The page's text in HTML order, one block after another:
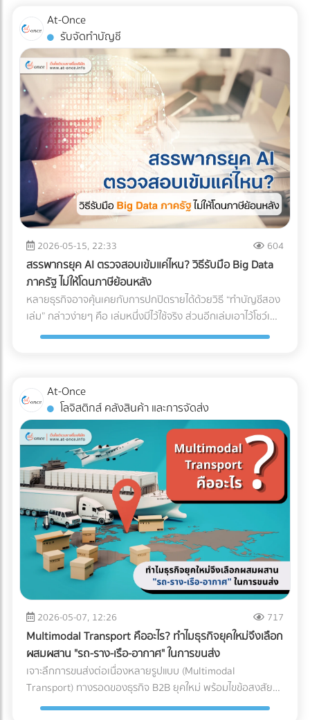
ส่วนอิเล็กทรอนิกส์ขนาดเล็ก, สินค้า E-Commerce, การย้าย
ออฟฟิศขนาดเล็ก, หรือการกระจายสินค้าเข้าสู่ตัวเมืองที่ซอย
แคบ 2. รถบรรทุก 6 ล้อ (ตู้ทึบ / คอก) รถระดับกลางที่เป็น "เดอะ
แบก" ของธุรกิจ SME รองรับน้ำหนักได้ประมาณ 5-7 ตัน ความ
ยาวกระบะมีตั้งแต่ 5-7 เมตร สามารถจัดเรียงสินค้าบนพาเลท
(Pallet) แล้วใช้โฟล์คลิฟต์ยกขึ้นได้อย่างเป็นระบบ ✅ สินค้าที่ตอบ
โจทย์: วัสดุก่อสร้างขนาดกลาง, เครื่องใช้ไฟฟ้าขนาดใหญ่, ยาง
รถยนต์, สินค้าเกษตรแปรรูป, หรือการขนย้ายเครื่องจักรโรงงาน
ขนาดกลาง 3. รถบรรทุก 10 ล้อ พี่ใหญ่แห่งวงการโลจิสติกส์ทาง
บก โครงสร้างแชสซี (Chassis) แข็งแกร่ง บรรทุกน้ำหนักได้สูงสุด
ถึง 15 ตัน (ตามกฎหมายกำหนด) วิ่งทำความเร็วทางไกลข้าม
จังหวัดได้ดีเยี่ยม ✅ สินค้าที่ตอบโจทย์: สินค้าเกษตรกรรมล็อต
ใหญ่ (ข้าวสาร, น้ำตาล), วัสดุก่อสร้างหนัก (เหล็กเส้น,
ปูนซีเมนต์), สินค้าอุตสาหกรรมหนัก, และเครื่องจักรขนาดใหญ่ 4.
รถบรรทุกควบคุมอุณหภูมิ (Cold Chain Truck) รถที่ออกแบบมา
พิเศษพร้อมเครื่องทำความเย็น สามารถปรับอุณหภูมิได้ตั้งแต่
โหมดแช่เย็น (Chilled) ไปจนถึงแช่แข็ง (Frozen) เพื่อรักษาความ
สดใหม่และคุณภาพของสินค้าตลอดเส้นทาง ✅ สินค้าที่ตอบ
โจทย์: อาหารทะเล, เนื้อสัตว์สด, ผักผลไม้ส่งออก, ยารักษาโรค,
วัคซีน, และเครื่องสำอางบางชนิดที่ไวต่อความร้อน 5. รถหัวลาก
พ่วงแบบเรียบ (Flatbed) ทนทานต่อการบรรทุกของที่หนักมาก
และยาวเป็นพิเศษ ✅ สินค้าที่ตอบโจทย์: สินค้านำเข้า-ส่งออกที่
บรรจุในตู้คอนเทนเนอร์ (ไปรับ/ส่งที่ท่าเรือหรือท่าอากาศยาน),
ท่อเหล็กขนาดใหญ่, โครงสร้างเหล็กสะพาน, หรือรถยนต์ 3 เช็
กลิสต์ฉบับย่อ: ถามตัวเองก่อนตัดสินใจจ้างรถขนส่งเหมาคัน
สินค้าคืออะไร มีน้ำหนักและปริมาตร (คิว) เท่าไหร่? (เพื่อเลือกรถที่
รับน้ำหนักได้พอดี ไม่เหลือพื้นที่ว่างให้เสียเงินฟรี) จุดขึ้น-ลง
สินค้า มีข้อจำกัดไหม? (เช่น ซอยแคบ รถ 6 ล้อเข้าไม่ได้ หรือมี
เครื่องโฟล์คลิฟต์สำหรับโหลดของหรือไม่) ต้องการบริการเสริม
อะไรบ้าง? (เช่น ต้องการพนักงานยกของด้วย หรือต้องการ
ประกันภัยสินค้ามูลค่าสูงครอบคลุมเพิ่มเติม) สรุป การเลือก
ประเภทรถขนส่งให้ตรงกับงาน ไม่เพียงแต่ช่วยปกป้องสินค้าให้ถึง
มือลูกค้าอย่างปลอดภัย แต่ยังเป็นกลยุทธ์สำคัญที่ช่วยให้ฝ่ายจัด
ซื้อคุมงบประมาณ Logistics ได้อย่างมีประสิทธิภาพ กำลัง
วางแผนขนส่งสินค้าล็อตใหญ่อยู่ใช่ไหม? ไม่ต้องเสียเวลาโทรเช็
กราคาหลายที่ให้วุ่นวาย! ค้นหาและเปรียบเทียบ บริษัทขนส่ง
สินค้า, ผู้ให้บริการขนส่งเหมาคัน, และบริษัท Logistics ชั้นนำ ที่มี
รถพร้อมให้บริการทุกประเภท ผ่านการคัดกรองความน่าเชื่อถือ
แล้ว ได้ที่นี่
ของคุณทุกเดือน บทความนี้จะพาเจาะลึกรูปแบบ Layout คลัง
สินค้า 3 สไตล์ที่ได้รับความนิยมมากที่สุดในระดับสากล เพื่อให้คุณ
ตัดสินใจได้ว่า... รูปแบบไหนที่จะช่วยรีดประสิทธิภาพการทำงาน
และเหมาะกับธุรกิจของคุณที่สุด! ทำไมการออกแบบ Layout คลัง
สินค้าถึงเป็นเรื่อง "ชี้เป็นชี้ตาย" ? ก่อนจะไปดูรูปแบบ เราต้อง
เข้าใจก่อนว่าเป้าหมายของการจัด Layout ที่ดีคือการสร้าง
Workflow ที่ลื่นไหลที่สุด ตั้งแต่ของมาส่ง (Receiving) ไปจนถึง
ของออกจากคลัง (Shipping) การออกแบบที่ดีจะช่วยคุณแก้
ปัญหาเหล่านี้: ลดคอขวด (Bottleneck): รถโฟล์คลิฟต์และ
พนักงานไม่ต้องรอคิว หรือวิ่งสวนทางกันในทางเดินแคบๆ เพิ่ม
ความรวดเร็วในการเบิกจ่าย (Picking Speed): สินค้าขายดีอยู่
ใกล้ สินค้าเคลื่อนไหวช้าอยู่ไกล ช่วยลดระยะเวลาการเดินหาของ
เพิ่มความปลอดภัย: ลดอุบัติเหตุระหว่างเครื่องจักรและมนุษย์
เจาะลึก 3 รูปแบบ Layout คลังสินค้ายอดฮิต การเลือกรูปแบบผัง
คลังสินค้า จะขึ้นอยู่กับรูปทรงของอาคาร ลักษณะสินค้า และ
กระแสการไหลของงาน (Flow) เป็นหลัก ดังนี้ครับ: 1. รูปแบบตัว
U (U-Shaped Layout) นี่คือรูปแบบที่ได้รับความนิยม "สูงที่สุด"
ในวงการโลจิสติกส์ จุดเด่นคือจุดรับสินค้าเข้า (Receiving) และจุด
จ่ายสินค้าออก (Shipping) จะอยู่ฝั่งเดียวกันของอาคาร โดย
กระแสการทำงานจะไหลเป็นรูปตัว U ตั้งแต่การรับของ เก็บเข้าชั้น
สามารถโยกย้ายไปช่วยงานทั้งฝั่งรับและฝั่งจ่ายได้ง่าย (Cross-
docking ทำได้สะดวก) ข้อควรระวัง: อาจเกิดความแออัดบริเวณ
ประตูเข้า-ออก หากมีการรับและส่งสินค้าพร้อมกันในปริมาณ
มากๆ เหมาะกับใคร?: ธุรกิจ SME, ธุรกิจที่มีพื้นที่อาคารจำกัด,
คลังสินค้าที่เน้นการกระจายสินค้าทั่วไป (FMCG) 2. รูปแบบตัว I
(I-Shaped / Through Layout) รูปแบบนี้คือการเดินทางเป็น
"เส้นตรง" จุดรับสินค้าจะอยู่หัวอาคาร และจุดจ่ายสินค้าจะอยู่ท้าย
อาคารฝั่งตรงข้ามกัน สินค้าจะไหลไปในทิศทางเดียวแบบไม่มีการ
ย้อนกลับ ข้อดี: ลดความสับสนและการวิ่งสวนทางกันได้อย่าง
เด็ดขาด กระบวนการทำงานไหลลื่นมาก (Straight-line flow) ลด
อุบัติเหตุบริเวณคอขวด ข้อควรระวัง: ต้องใช้อาคารที่มีความยาว
มาก และต้องใช้พื้นที่ภายนอก (ลานจอดรถ) ทั้ง 2 ฝั่งของอาคาร
ทำให้สิ้นเปลืองพื้นที่โดยรอบ เหมาะกับใคร?: โรงงานอุตสาหกรรม
ขนาดใหญ่, ธุรกิจที่มีปริมาณการเข้า-ออกของสินค้ามหาศาล
(High-volume), หรือสินค้าที่มีน้ำหนักมาก/ชิ้นใหญ่ที่เคลื่อนย้าย
ยาก 3. รูปแบบตัว L (L-Shaped Layout) ผังคลังสินค้าแบบตัว
L จะคล้ายกับตัว I แต่จุดรับสินค้าและจุดจ่ายสินค้าจะตั้งฉากกันที่
มุม 90 องศา (อยู่คนละด้านของผนังอาคาร) มักเกิดขึ้นจากข้อ
จำกัดของรูปทรงอาคาร หรือพื้นที่ที่ดิน ข้อดี: แยกพื้นที่รับและส่ง
สินค้าออกจากกันอย่างชัดเจน ลดความแออัดบริเวณประตูได้ดี
At-Once
รับจัดทำบัญชี
2026-05-15, 22:33 604
สรรพากรยุค AI ตรวจสอบเข้มแค่ไหน? วิธีรับมือ Big Data
ภาครัฐ ไม่ให้โดนภาษีย้อนหลัง
หลายธุรกิจอาจคุ้นเคยกับการปกปิดรายได้ด้วยวิธี “ทำบัญชีสอง
เล่ม” กล่าวง่ายๆ คือ เล่มหนึ่งมีไว้ใช้จริง ส่วนอีกเล่มเอาไว้โชว์เพื่อ
เลี่ยงการเสียภาษี แต่ปัจจุบันวิธีนี้ทำได้ยากขึ้นมากในยุคที่กรม
อีกต่อไป เพราะระบบไม่ได้ดูแค่สิ่งที่คุณยื่น แต่ดู "สิ่งที่คนอื่นยื่น
เกี่ยวกับคุณด้วย" คำถามสำคัญคือ... ธุรกิจของคุณพร้อมรับมือ
กับการถูกตรวจสอบหรือยัง? ในวันที่ข้อมูลทางการเงินทุกเส้น
ทางเชื่อมโยงถึงกัน 3 วิธีเตรียมพร้อมรับมือ ให้ธุรกิจปลอดภัย
จาก "ภาษีย้อนหลัง" นี่คือ 3 ตัววิธีปรับตัวสำคัญ ที่เจ้าของธุรกิจ
ต้องเริ่มทำตั้งแต่วันนี้ เพื่อสร้างภูมิคุ้มกันให้บริษัทปลอดภัยจาก
ฝันร้ายเรื่องภาษีย้อนหลัง: 1. บังคับใช้ "บัญชีเล่มเดียว" (Single
Account) อย่างเคร่งครัด หมดยุคของการทำ "บัญชีเล่มหนึ่งยื่น
สรรพากร บัญชีเล่มสองเก็บไว้ดูเอง" แล้ว เพราะข้อมูลเงินสดที่
เข้าบัญชีธนาคาร ข้อมูลค่าน้ำค่าไฟ หรือข้อมูลการนำเข้าสินค้า
ถูกเชื่อมโยงถึงกันหมด การจงใจทำรายได้ให้ต่ำกว่าความเป็นจริง
จะทำให้ตัวเลขในงบการเงินขัดแย้งกันเองจนกลายเป็นเป้าหมาย
หลักของ AI ทันที วิธีแก้: ลงบันทึกรายได้และค่าใช้จ่ายทุกรายการ
ตามความเป็นจริง นอกจากจะปลอดภัยจากสรรพากรแล้ว งบ
การเงินที่สะท้อนกำไรที่แท้จริง ยังช่วยให้ธุรกิจกู้ขอสินเชื่อกับ
ธนาคาร หรือดึงดูดนักลงทุนได้ง่ายขึ้นด้วย 2. ปรับตัวเข้าสู่ระบบ
Digital Tax แบบเต็มรูปแบบ ความผิดพลาดเล็กๆ น้อยๆ จาก
การทำงานของคน (Human Error) เช่น พิมพ์ตัวเลขใบกำกับ
ภาษีผิด หรือหัก ณ ที่จ่ายไม่ครบ ถือเป็นหนึ่งในสาเหตุหลักที่ทำให้
โดนเรียกตรวจสอบ วิธีแก้: เปลี่ยนจากการใช้กระดาษ มาใช้ระบบ
At-Once
โลจิสติกส์ คลังสินค้า และการจัดส่ง
2026-05-07, 12:26 717
Multimodal Transport คืออะไร? ทำไมธุรกิจยุคใหม่จึงเลือก
ผสมผสาน "รถ-ราง-เรือ-อากาศ" ในการขนส่ง
เจาะลึกการขนส่งต่อเนื่องหลายรูปแบบ (Multimodal
Transport) ทางรอดของธุรกิจ B2B ยุคใหม่ พร้อมไขข้อสงสัยว่า
ใครคือ "เจ้าภาพ" ตัวจริงที่ช่วยคุมต้นทุนและเวลา ค้นหาพาร์ท